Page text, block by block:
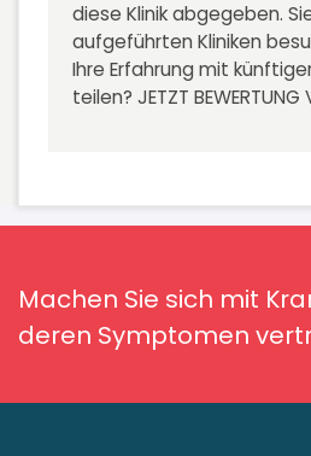
diese Klinik abgegeben.
aufgeführten Kliniken
Ihre Erfahrung mit
teilen? JETZT BEWERTUNG
Machen Sie sich mit
deren Symptomen